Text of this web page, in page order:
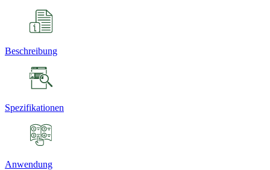
Beschreibung
Spezifikationen
Anwendung